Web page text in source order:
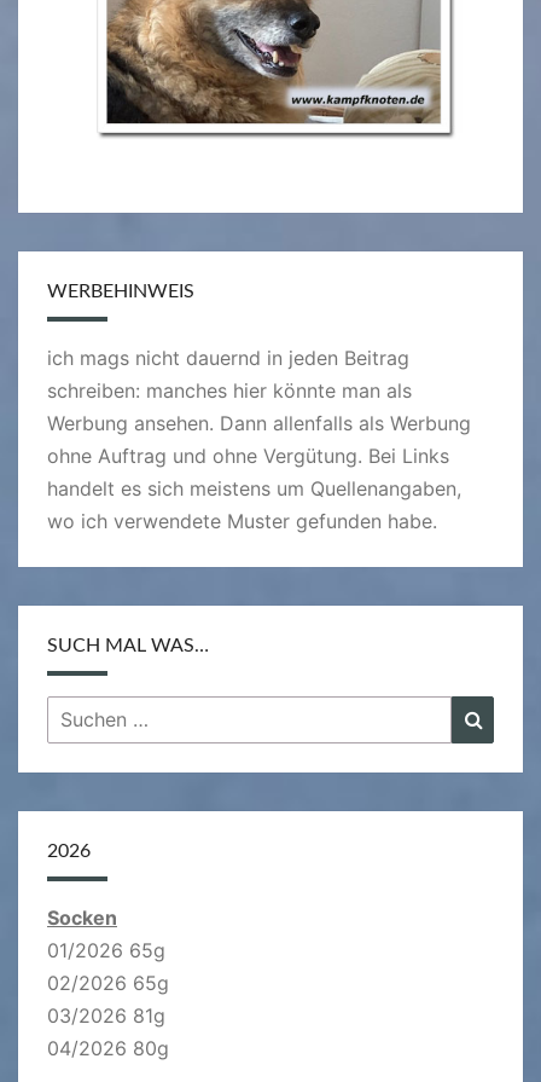
WERBEHINWEIS
ich mags nicht dauernd in jeden Beitrag
schreiben: manches hier könnte man als
Werbung ansehen. Dann allenfalls als Werbung
ohne Auftrag und ohne Vergütung. Bei Links
handelt es sich meistens um Quellenangaben,
wo ich verwendete Muster gefunden habe.
SUCH MAL WAS…
Suchen
nach:
2026
Socken
01/2026 65g
02/2026 65g
03/2026 81g
04/2026 80g